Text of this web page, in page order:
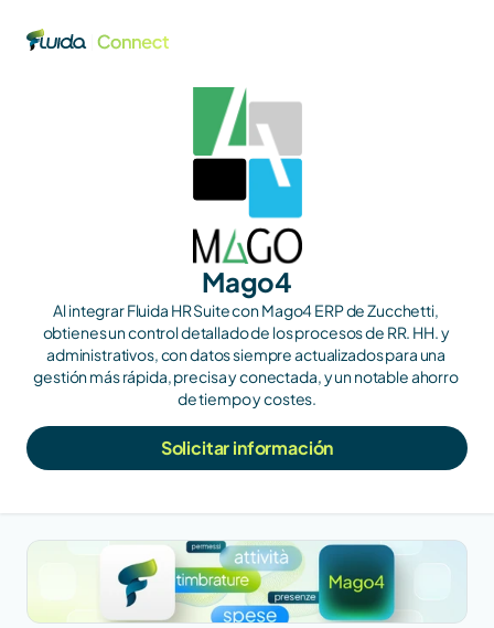
Mago4
Al integrar Fluida HR Suite con Mago4 ERP de Zucchetti,
obtienes un control detallado de los procesos de RR. HH. y
administrativos, con datos siempre actualizados para una
gestión más rápida, precisa y conectada, y un notable ahorro
de tiempo y costes.
Solicitar información